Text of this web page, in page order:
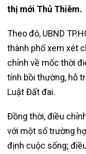
thị mới Thủ Thiêm.
Theo đó, UBND
thành phố xem xét
chỉnh về mốc thời
tính bồi thường, hỗ
Luật Đất đai.
Đồng thời, điều
với một số trường
định cuộc sống;